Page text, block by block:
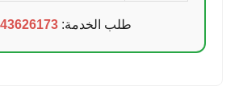
طلب الخدمة:0543626173